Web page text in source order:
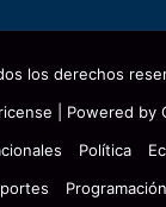
los derechos
| Powered by
Política
Programación